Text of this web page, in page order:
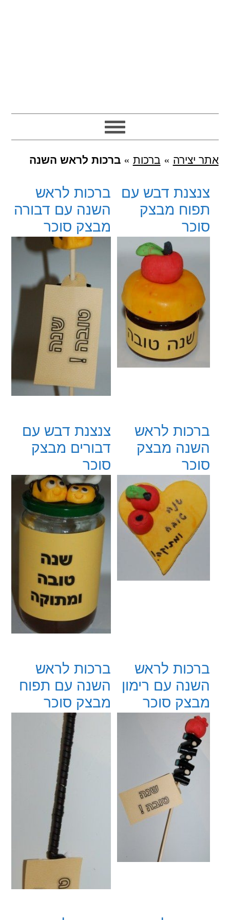
אתר יצירה » ברכות »ברכות לראש השנה
ברכות לראש
השנה עם דבורה
מבצק סוכר
צנצנת דבש עם
תפוח מבצק
סוכר
צנצנת דבש עם
דבורים מבצק
סוכר
ברכות לראש
השנה מבצק
סוכר
ברכות לראש
השנה עם תפוח
מבצק סוכר
ברכות לראש
השנה עם רימון
מבצק סוכר